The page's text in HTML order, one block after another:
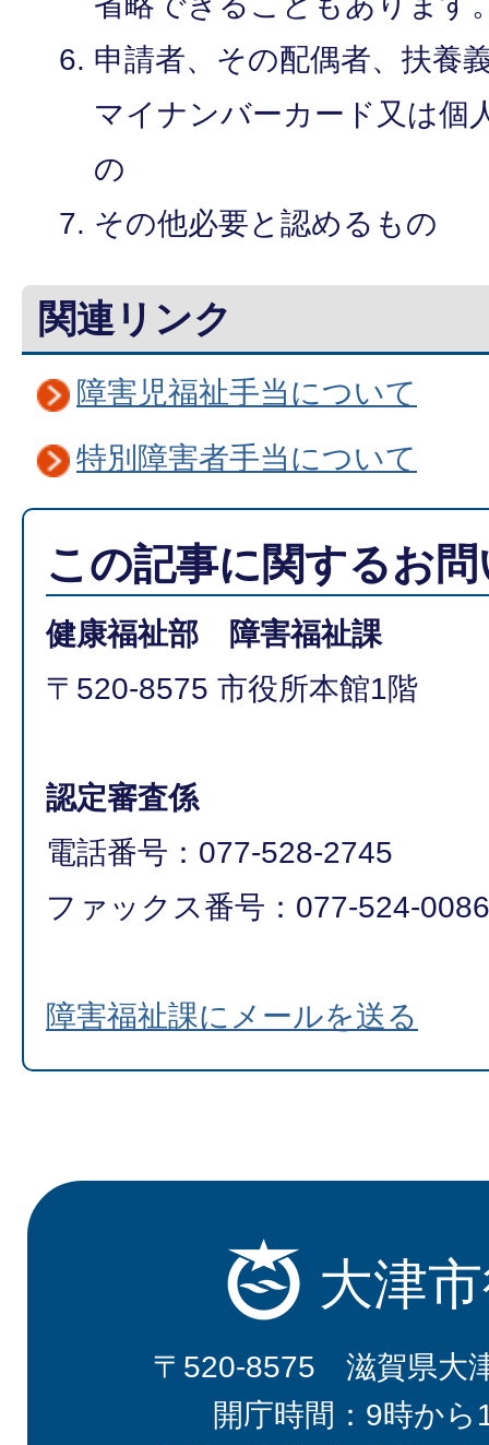
申請者、その配偶者、扶養
マイナンバーカード又は個
の
その他必要と認めるもの
関連リンク
障害児福祉手当について
特別障害者手当について
この記事に関するお
健康福祉部 障害福祉課
〒520-8575 市役所本館1階
認定審査係
電話番号：077-528-2745
ファックス番号：077-524-0086​​​
障害福祉課にメールを送る
大津
〒520-8575 滋賀県大
開庁時間：9時から